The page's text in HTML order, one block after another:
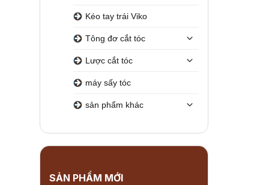
Kéo tay trái Viko
Tông đơ cắt tóc
Lược cắt tóc
máy sấy tóc
sản phẩm khác
SẢN PHẨM MỚI